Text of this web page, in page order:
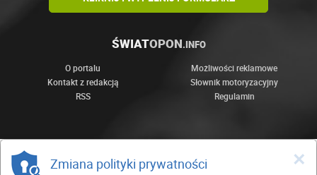
ŚWIATOPON.INFO
O portalu
Możliwości reklamowe
Kontakt z redakcją
Słownik motoryzacyjny
RSS
Regulamin
×
Zmiana polityki prywatności